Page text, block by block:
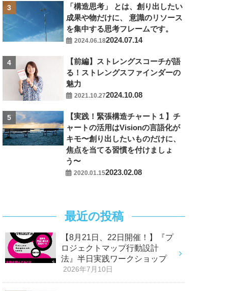
「構造思考」 とは、創り出したい
成果や物だけに、 意識のリソース
を集中する思考フレームです。
2024.06.182024.07.14
【前編】ストレングスコーチが語
る！ストレングスファインダーの
魅力
2021.10.272024.10.08
【実践！緊張構造チャート１】チ
ャートの活用はVisionの言語化が
キモ〜創り出したいものだけに、
焦点を当てる習慣を付けましょ
う〜
2020.01.152023.02.08
最近の投稿
【8月21日、22日開催！】『プ
ロジェクトマップ行動設計
法』半日実践ワークショップ
2026年7月10日